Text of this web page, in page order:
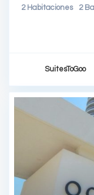
2 Habitaciones 2
SuitesToGoo